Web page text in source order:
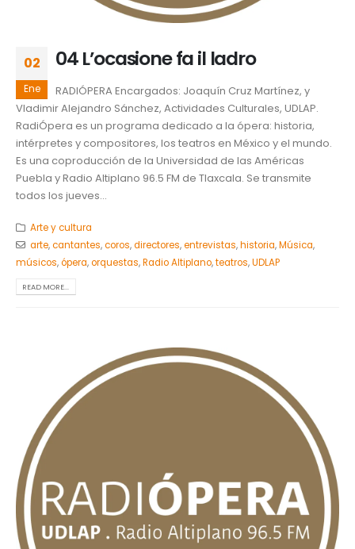
02
Ene
04 L’ocasione fa il ladro
RADIÓPERA Encargados: Joaquín Cruz Martínez, y
Vladimir Alejandro Sánchez, Actividades Culturales, UDLAP.
RadiÓpera es un programa dedicado a la ópera: historia,
intérpretes y compositores, los teatros en México y el mundo.
Es una coproducción de la Universidad de las Américas
Puebla y Radio Altiplano 96.5 FM de Tlaxcala. Se transmite
todos los jueves...
Arte y cultura
arte,cantantes,coros,directores,entrevistas,historia,Música,
músicos,ópera,orquestas,Radio Altiplano,teatros,UDLAP
READ MORE...